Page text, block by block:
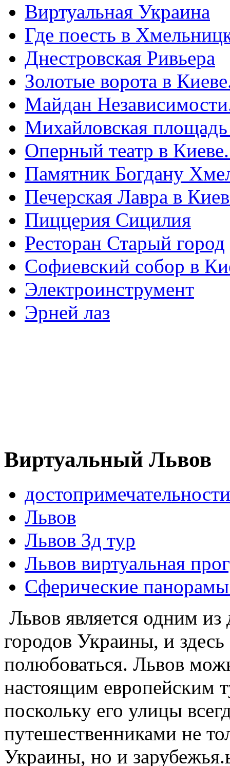
Виртуальная Украина
Где поесть в
Днестровская Ривьера
Золотые ворота в
Майдан
Михайловская
Оперный театр в
Памятник Богдану
Печерская Лавра в
Пиццерия Сицилия
Ресторан Старый город
Софиевский собор в
Электроинструмент
Эрней лаз
Виртуальный Львов
Львов
Львов 3д тур
Львов виртуальная
Сферические
Львов является одним
городов Украины, и
полюбоваться. Львов
настоящим европейским
поскольку его улицы
путешественниками не
Украины, но и